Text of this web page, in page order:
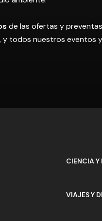
de las ofertas y
y todos nuestros eventos y
CIENCIA Y
VIAJES Y